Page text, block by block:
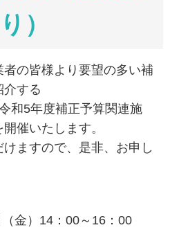
）
の皆様より要望の多い補
介する
和5年度補正予算関連施
催いたします。
ますので、是非、お申し
金）14：00～16：00